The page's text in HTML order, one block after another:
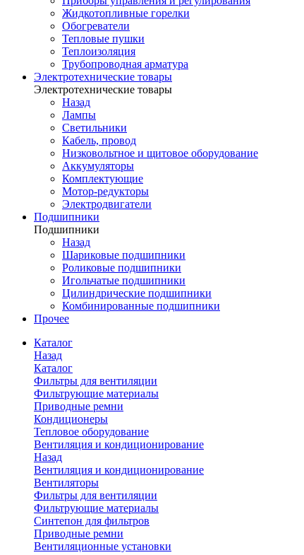
Жидкотопливные горелки
Обогреватели
Тепловые пушки
Теплоизоляция
Трубопроводная арматура
Электротехнические товары
Электротехнические товары
Назад
Лампы
Светильники
Кабель, провод
Низковольтное и щитовое оборудование
Аккумуляторы
Комплектующие
Мотор-редукторы
Электродвигатели
Подшипники
Подшипники
Назад
Шариковые подшипники
Роликовые подшипники
Игольчатые подшипники
Цилиндрические подшипники
Комбинированные подшипники
Прочее
Каталог
Назад
Каталог
Фильтры для вентиляции
Фильтрующие материалы
Приводные ремни
Кондиционеры
Тепловое оборудование
Вентиляция и кондиционирование
Назад
Вентиляция и кондиционирование
Вентиляторы
Фильтры для вентиляции
Фильтрующие материалы
Синтепон для фильтров
Приводные ремни
Вентиляционные установки